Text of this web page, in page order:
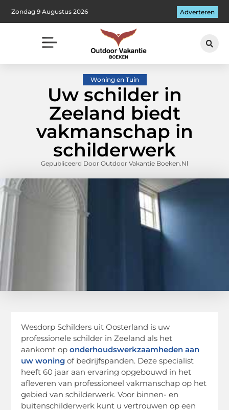
Zondag 9 Augustus 2026 Adverteren
Woning en Tuin
Uw schilder in
Zeeland biedt
vakmanschap in
schilderwerk
Gepubliceerd Door Outdoor Vakantie Boeken.nl
Wesdorp Schilders uit Oosterland is uw
professionele schilder in Zeeland als het
aankomt oponderhoudswerkzaamheden aan
uw woning of bedrijfspanden. Deze specialist
heeft 60 jaar aan ervaring opgebouwd in het
afleveren van professioneel vakmanschap op het
gebied van schilderwerk. Voor binnen- en
buitenschilderwerk kunt u vertrouwen op een